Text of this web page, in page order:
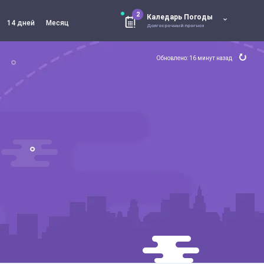
14 дней Месяц
2 Каледарь Погоды
Долгосрочный прогноз
Обновлено: 16 минут назад